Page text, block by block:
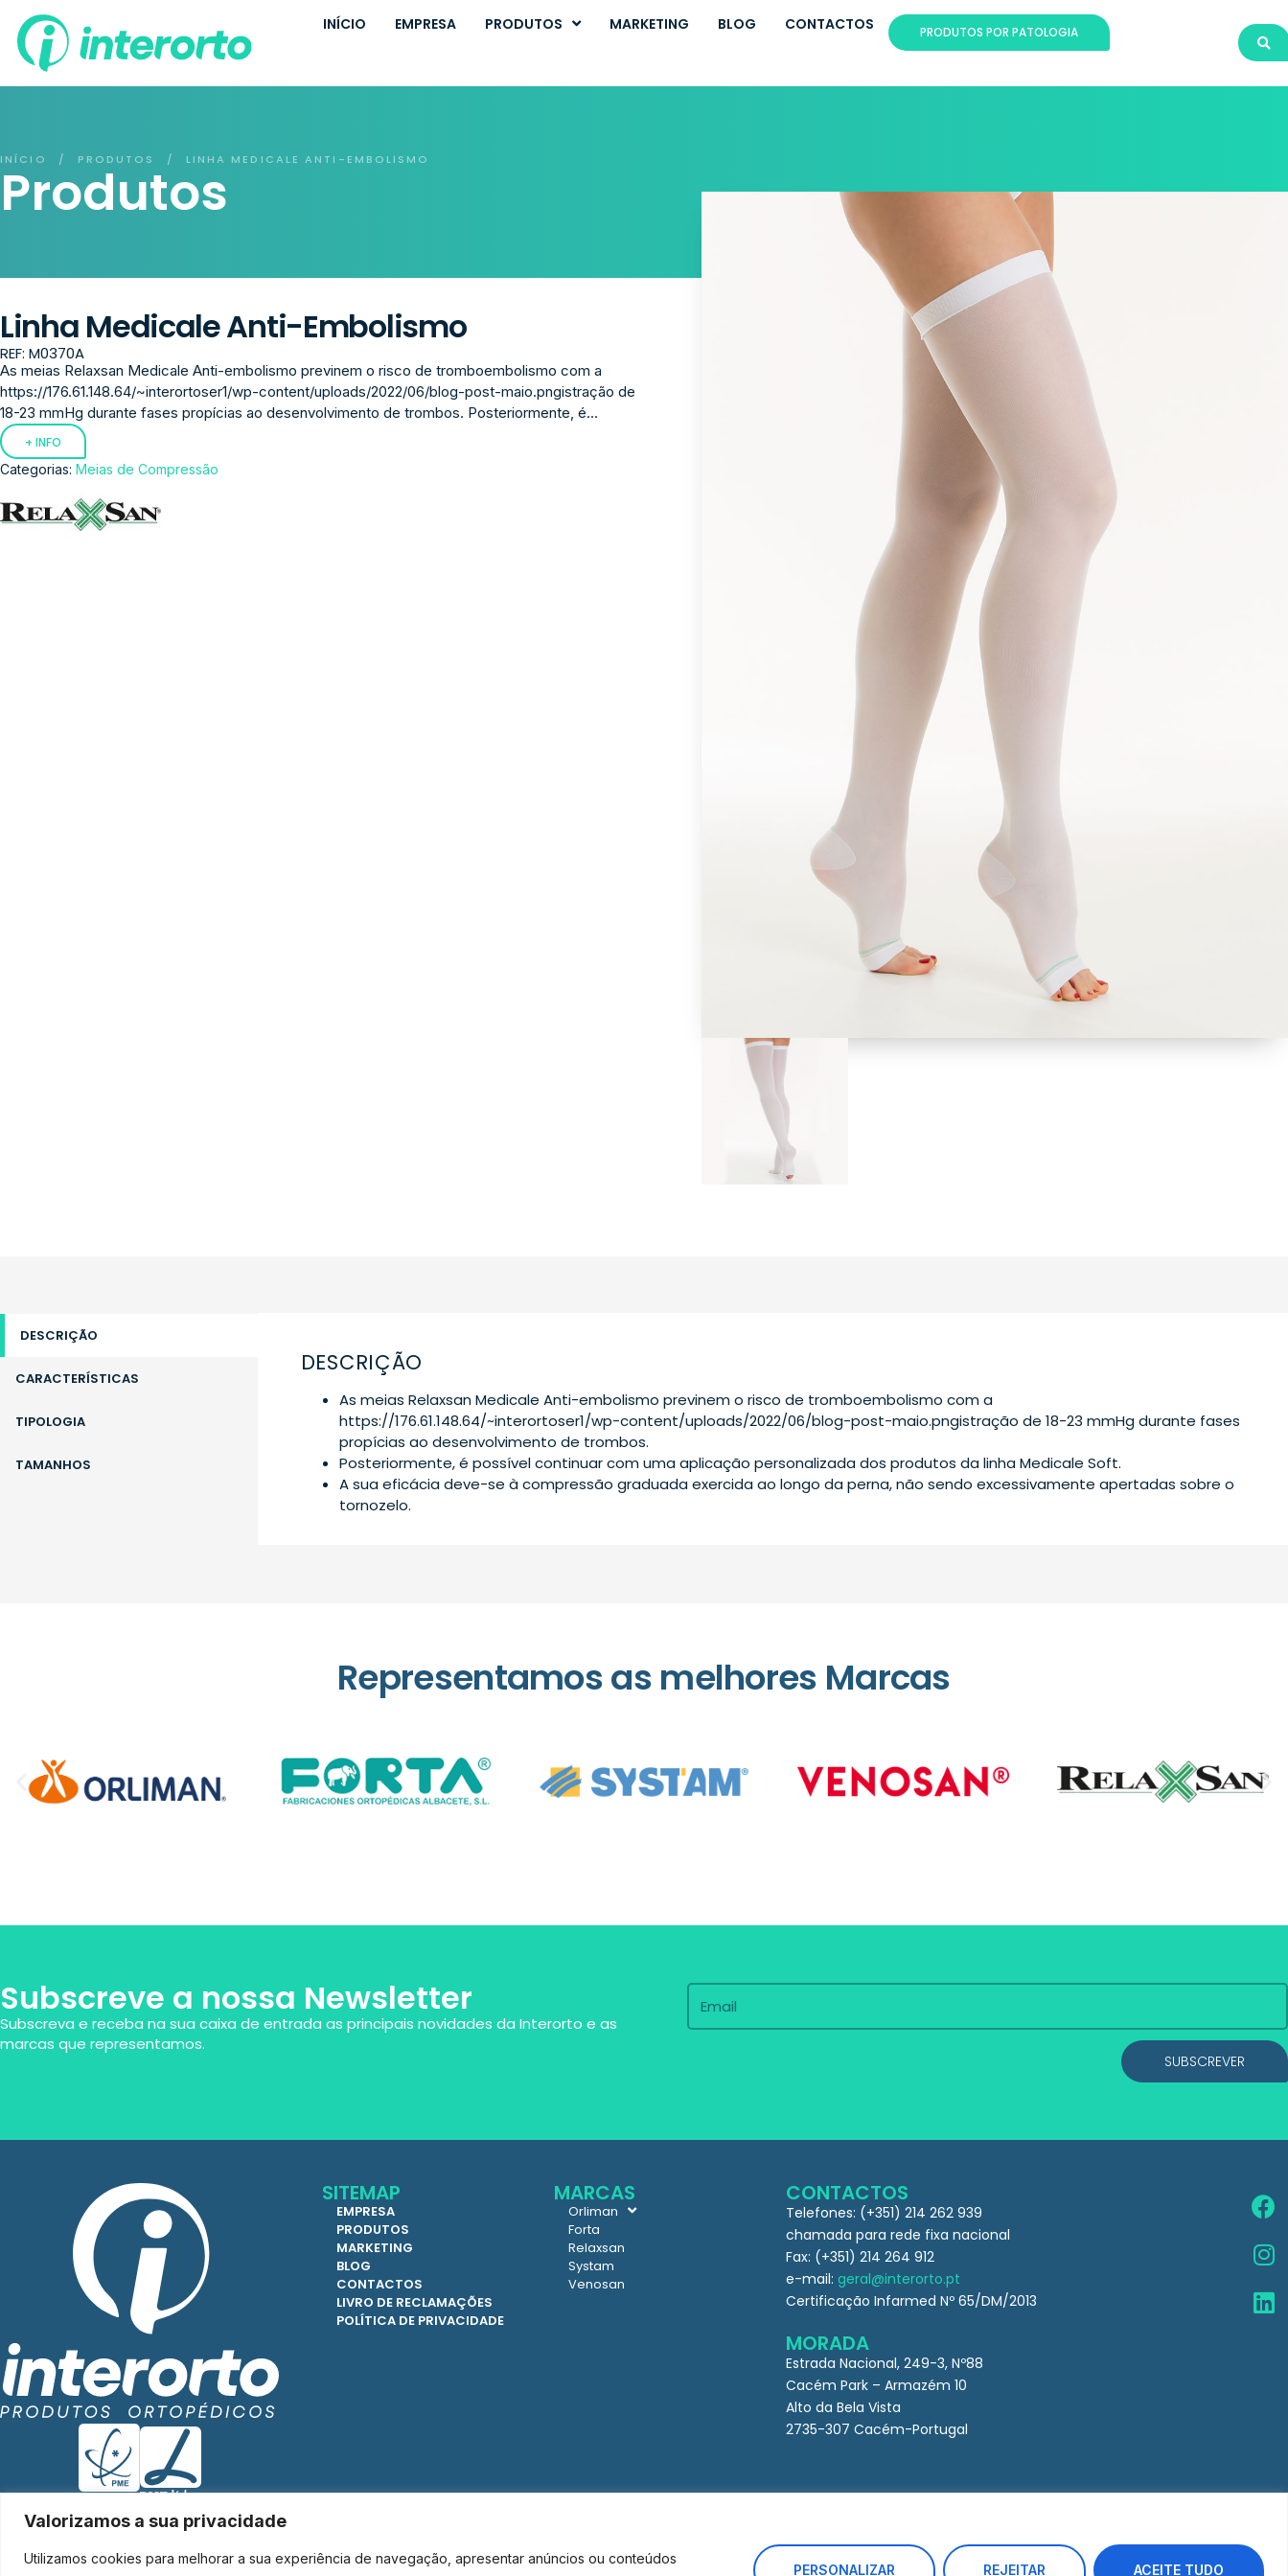
Valorizamos a sua privacidade
Utilizamos cookies para melhorar a sua experiência de navegação, apresentar anúncios ou conteúdos
PERSONALIZAR REJEITAR ACEITE TUDO
INÍCIO EMPRESA PRODUTOS MARKETING BLOG CONTACTOS PRODUTOS POR PATOLOGIA
INÍCIO / PRODUTOS / LINHA MEDICALE ANTI-EMBOLISMO
Produtos
Linha Medicale Anti-Embolismo
REF: M0370A
As meias Relaxsan Medicale Anti-embolismo previnem o risco de tromboembolismo com a
https://176.61.148.64/~interortoser1/wp-content/uploads/2022/06/blog-post-maio.pngistração de
18-23 mmHg durante fases propícias ao desenvolvimento de trombos. Posteriormente, é...
+ INFO
Categorias: Meias de Compressão
DESCRIÇÃO
CARACTERÍSTICAS
TIPOLOGIA
TAMANHOS
DESCRIÇÃO
As meias Relaxsan Medicale Anti-embolismo previnem o risco de tromboembolismo com a
https://176.61.148.64/~interortoser1/wp-content/uploads/2022/06/blog-post-maio.pngistração de 18-23 mmHg durante fases
propícias ao desenvolvimento de trombos.
Posteriormente, é possível continuar com uma aplicação personalizada dos produtos da linha Medicale Soft.
A sua eficácia deve-se à compressão graduada exercida ao longo da perna, não sendo excessivamente apertadas sobre o
tornozelo.
Representamos as melhores Marcas
Subscreve a nossa Newsletter
Subscreva e receba na sua caixa de entrada as principais novidades da Interorto e as
marcas que representamos.
SUBSCREVER
SITEMAP
EMPRESA
PRODUTOS
MARKETING
BLOG
CONTACTOS
LIVRO DE RECLAMAÇÕES
POLÍTICA DE PRIVACIDADE
MARCAS
Orliman
Forta
Relaxsan
Systam
Venosan
CONTACTOS
Telefones: (+351) 214 262 939
chamada para rede fixa nacional
Fax: (+351) 214 264 912
e-mail: geral@interorto.pt
Certificação Infarmed Nº 65/DM/2013
MORADA
Estrada Nacional, 249-3, Nº88
Cacém Park – Armazém 10
Alto da Bela Vista
2735-307 Cacém-Portugal